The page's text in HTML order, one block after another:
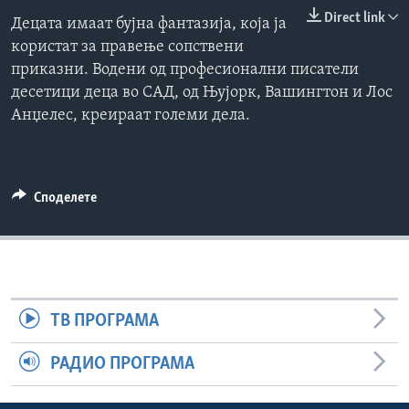
ИНТЕРВЈУА
Јазици
Direct link
Децата имаат бујна фантазија, која ја
користат за правење сопствени
приказни. Водени од професионални писатели
десетици деца во САД, од Њујорк, Вашингтон и Лос
Анџелес, креираат големи дела.
Споделете
ТВ ПРОГРАМА
РАДИО ПРОГРАМА